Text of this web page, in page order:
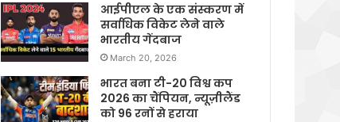
आईपीएल के एक संस्करण में
सर्वाधिक विकेट लेने वाले
भारतीय गेंदबाज
March 20, 2026
भारत बना टी-20 विश्व कप
2026 का चैंपियन, न्यूज़ीलैंड
को 96 रनों से हराया